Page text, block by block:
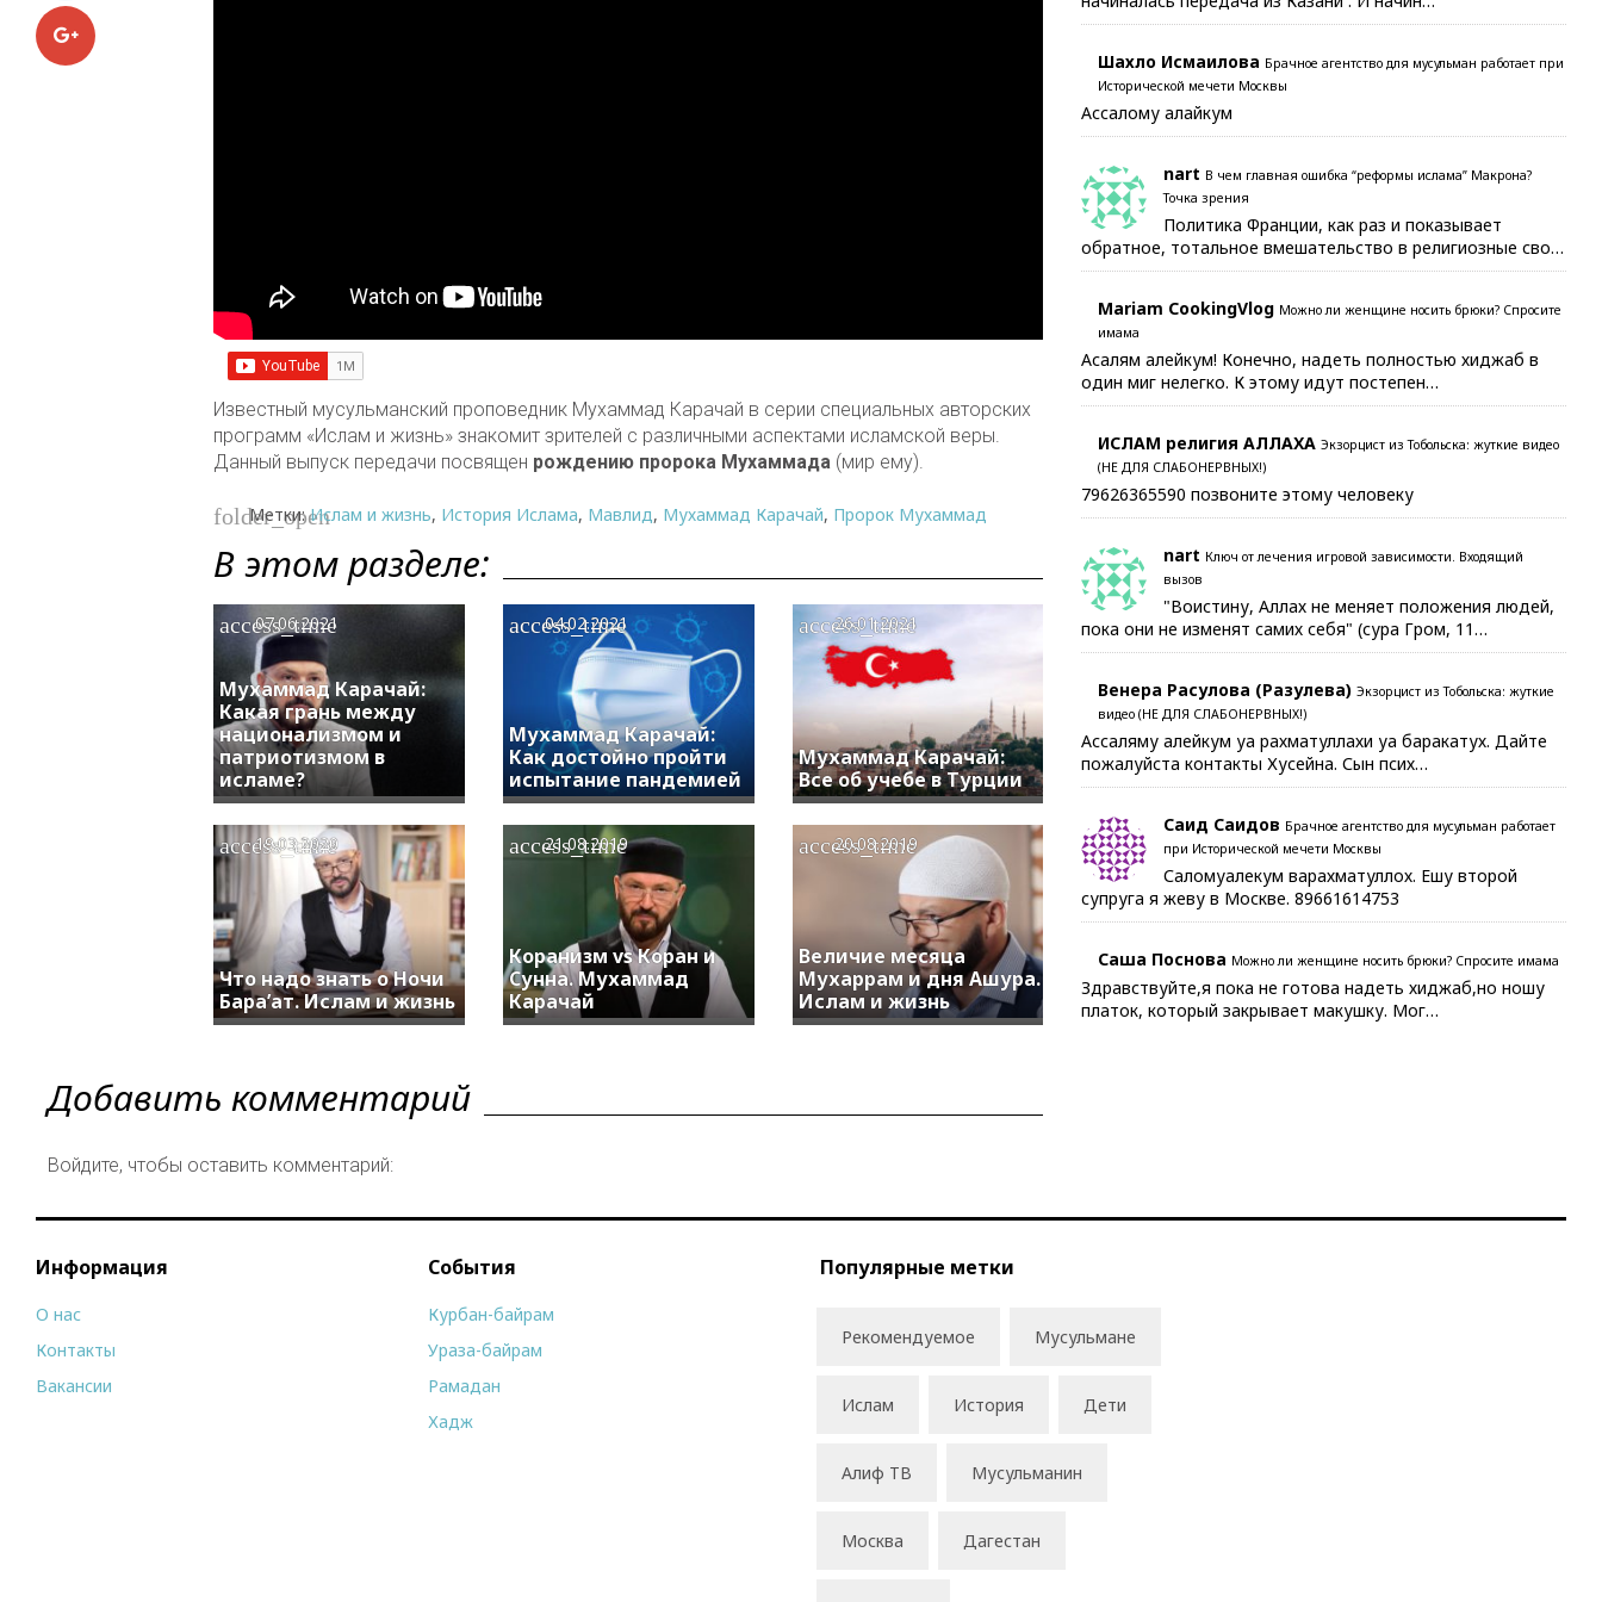
Google+
Известный мусульманский проповедник Мухаммад Карачай в серии специальных авторских
программ «Ислам и жизнь» знакомит зрителей с различными аспектами исламской веры.
Данный выпуск передачи посвящен рождению пророка Мухаммада (мир ему).
folder_open
Метки:Ислам и жизнь, История Ислама, Мавлид, Мухаммад Карачай, Пророк Мухаммад
В этом разделе:
Мухаммад Карачай:
Какая грань между
национализмом и
патриотизмом в
исламе?
access_time
07.06.2021
Мухаммад Карачай:
Как достойно пройти
испытание пандемией
access_time
04.02.2021
Мухаммад Карачай:
Все об учебе в Турции
access_time
26.01.2021
Что надо знать о Ночи
Бара’ат. Ислам и жизнь
access_time
19.03.2020
Коранизм vs Коран и
Сунна. Мухаммад
Карачай
access_time
21.08.2019
Величие месяца
Мухаррам и дня Ашура.
Ислам и жизнь
access_time
20.08.2019
Добавить комментарий
Войдите, чтобы оставить комментарий:
Шахло Исмаилова Брачное агентство для мусульман работает при
Исторической мечети Москвы
Ассалому алайкум
nart В чем главная ошибка “реформы ислама” Макрона?
Точка зрения
Политика Франции, как раз и показывает
обратное, тотальное вмешательство в религиозные сво…
Mariam CookingVlog Можно ли женщине носить брюки? Спросите
имама
Асалям алейкум! Конечно, надеть полностью хиджаб в
один миг нелегко. К этому идут постепен…
ИСЛАМ религия АЛЛАХА Экзорцист из Тобольска: жуткие видео
(НЕ ДЛЯ СЛАБОНЕРВНЫХ!)
79626365590 позвоните этому человеку
nart Ключ от лечения игровой зависимости. Входящий
вызов
"Воистину, Аллах не меняет положения людей,
пока они не изменят самих себя" (сура Гром, 11…
Венера Расулова (Разулева) Экзорцист из Тобольска: жуткие
видео (НЕ ДЛЯ СЛАБОНЕРВНЫХ!)
Ассаляму алейкум уа рахматуллахи уа баракатух. Дайте
пожалуйста контакты Хусейна. Сын псих…
Саид Саидов Брачное агентство для мусульман работает
при Исторической мечети Москвы
Саломуалекум варахматуллох. Ешу второй
супруга я жеву в Москве. 89661614753
Саша Поснова Можно ли женщине носить брюки? Спросите имама
Здравствуйте,я пока не готова надеть хиджаб,но ношу
платок, который закрывает макушку. Мог…
Информация
О нас
Контакты
Вакансии
События
Курбан-байрам
Ураза-байрам
Рамадан
Хадж
Популярные метки
Рекомендуемое Мусульмане
Ислам История Дети
Алиф ТВ Мусульманин
Москва Дагестан